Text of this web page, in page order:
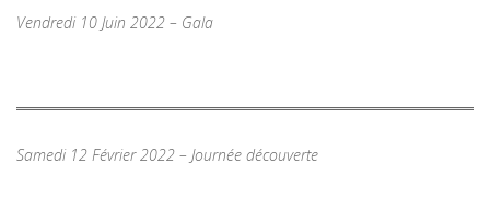
Vendredi 10 Juin 2022 – Gala
Samedi 12 Février 2022 – Journée découverte